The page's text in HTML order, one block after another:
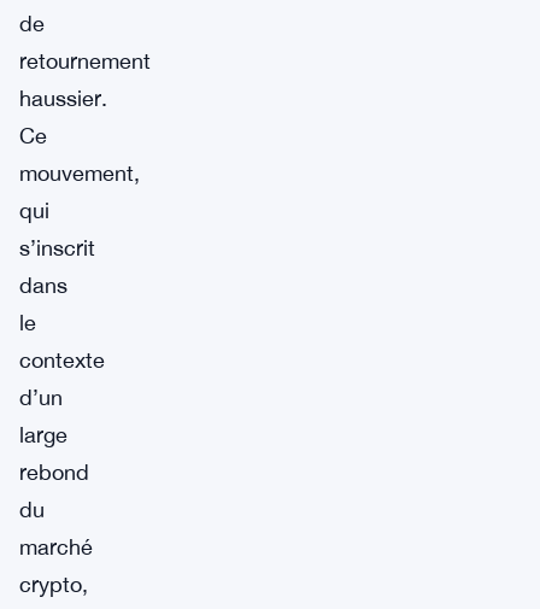
de
retournement
haussier.
Ce
mouvement,
qui
s’inscrit
dans
le
contexte
d’un
large
rebond
du
marché
crypto,